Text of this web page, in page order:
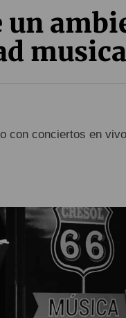
con conciertos en vivo